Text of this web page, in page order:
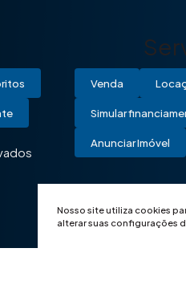
Nosso site utiliza cookies
alterar suas configurações
Venda
Simular
Anunciar Imóvel